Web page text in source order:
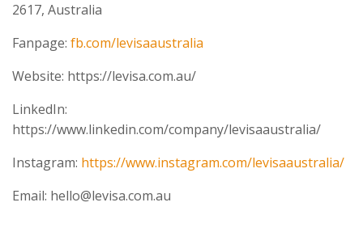
2617, Australia
Fanpage: fb.com/levisaaustralia
Website: https://levisa.com.au/
LinkedIn:
https://www.linkedin.com/company/levisaaustralia/
Instagram: https://www.instagram.com/levisaaustralia/
Email: hello@levisa.com.au